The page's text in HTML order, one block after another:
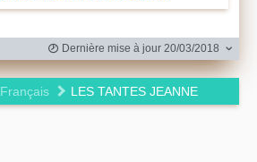
Dernière mise à jour 20/03/2018
Français LES TANTES JEANNE